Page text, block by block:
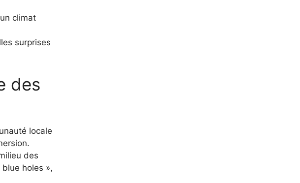
climat
surprises
des
locale
des
holes »,